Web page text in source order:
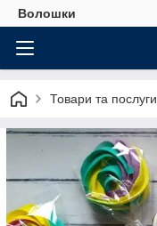
Волошки
Товари та послуги